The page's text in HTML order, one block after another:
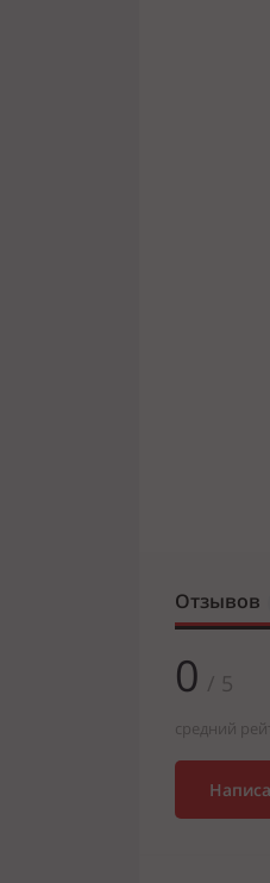
Отзывов
0 / 5
средний